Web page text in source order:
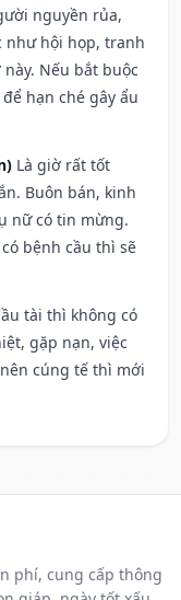
nguyền rủa,
như hội họp, tranh
Nếu bắt buộc
hạn ché gây ẩu
Là giờ rất tốt
Buôn bán, kinh
nữ có tin mừng.
bệnh cầu thì sẽ
tài thì không có
gặp nạn, việc
cúng tế thì mới
phí, cung cấp thông